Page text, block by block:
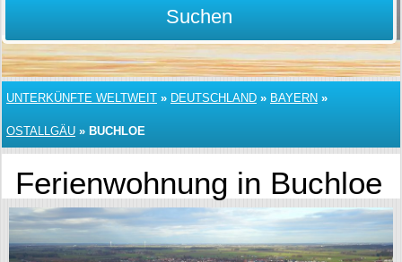
Suchen
UNTERKÜNFTE WELTWEIT » DEUTSCHLAND » BAYERN »
OSTALLGÄU » BUCHLOE
Ferienwohnung in Buchloe